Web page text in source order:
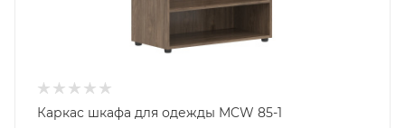
Каркас шкафа для одежды MCW 85-1